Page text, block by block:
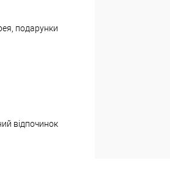
подарунки
відпочинок